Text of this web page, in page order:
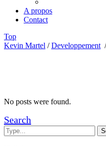
A propos
Contact
Top
Kevin Martel /Developpement
No posts were found.
Search